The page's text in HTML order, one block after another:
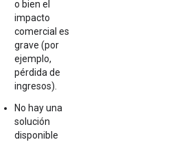
o bien el
impacto
comercial es
grave (por
ejemplo,
pérdida de
ingresos).
No hay una
solución
disponible